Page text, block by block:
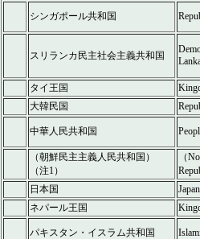
シンガポール共和国
スリランカ民主社会主義共和国
タイ王国
大韓民国
中華人民共和国
（朝鮮民主主義人民共和国）
（注1）
（
日本国
Japan
ネパール王国
パキスタン・イスラム共和国